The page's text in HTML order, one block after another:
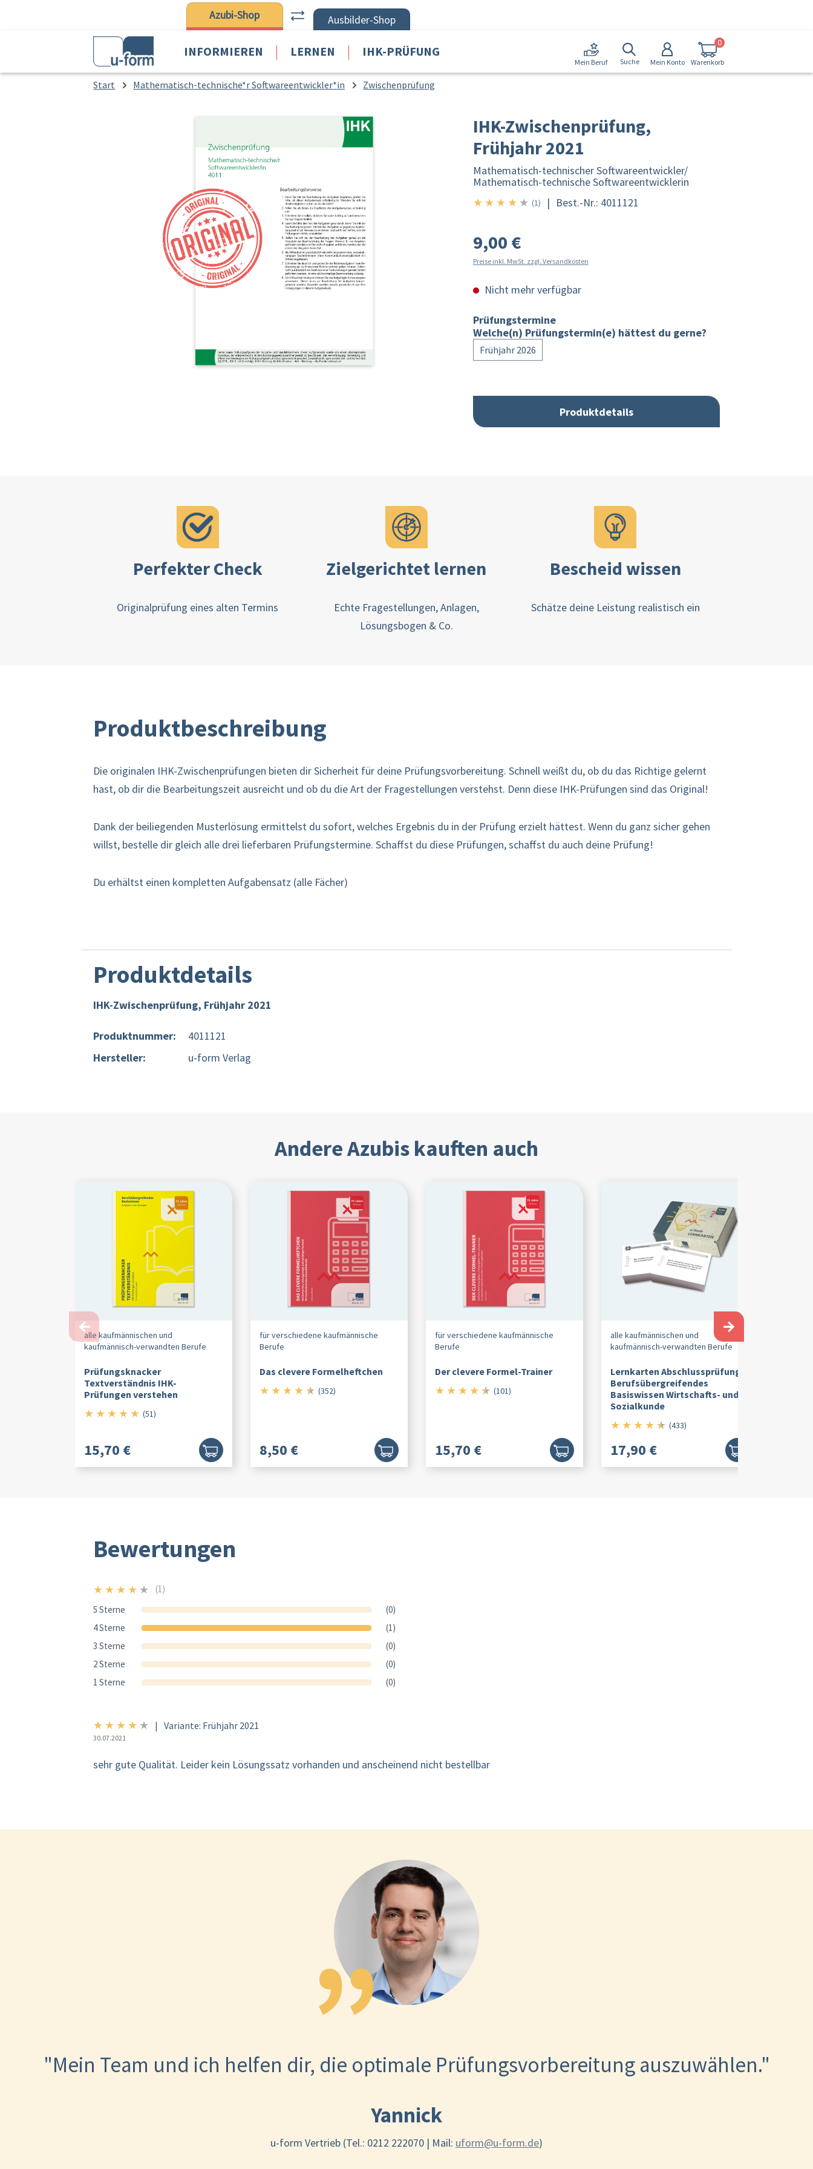
Azubi-Shop Ausbilder-Shop
INFORMIEREN | LERNEN | IHK-PRÜFUNG
Mein Beruf Suche Mein Konto Warenkorb
0
Start Mathematisch-technische*r Softwareentwickler*in Zwischenprüfung
IHK-Zwischenprüfung,
Frühjahr 2021
Mathematisch-technischer Softwareentwickler/
Mathematisch-technische Softwareentwicklerin
★ ★ ★ ★ ★4/5
(1) | Best.-Nr.: 4011121
9,00 €
Preise inkl. MwSt. zzgl. Versandkosten
Nicht mehr verfügbar
Prüfungstermine
Welche(n) Prüfungstermin(e) hättest du gerne?
Frühjahr 2026
Produktdetails
Perfekter Check Zielgerichtet lernen Bescheid wissen
Originalprüfung eines alten Termins
Echte Fragestellungen, Anlagen,
Lösungsbogen & Co.
Schätze deine Leistung realistisch ein
Produktbeschreibung
Die originalen IHK-Zwischenprüfungen bieten dir Sicherheit für deine Prüfungsvorbereitung. Schnell weißt du, ob du das Richtige gelernt
hast, ob dir die Bearbeitungszeit ausreicht und ob du die Art der Fragestellungen verstehst. Denn diese IHK-Prüfungen sind das Original!
Dank der beiliegenden Musterlösung ermittelst du sofort, welches Ergebnis du in der Prüfung erzielt hättest. Wenn du ganz sicher gehen
willst, bestelle dir gleich alle drei lieferbaren Prüfungstermine. Schaffst du diese Prüfungen, schaffst du auch deine Prüfung!
Du erhältst einen kompletten Aufgabensatz (alle Fächer)
Produktdetails
IHK-Zwischenprüfung, Frühjahr 2021
Produktnummer:
Hersteller:
4011121
u-form Verlag
Andere Azubis kauften auch
alle kaufmännischen und
kaufmännisch-verwandten Berufe
Prüfungsknacker
Textverständnis IHK-
Prüfungen verstehen
★ ★ ★ ★ ★ 5/5
(51)
15,70 €
für verschiedene kaufmännische
Berufe
Das clevere Formelheftchen
★ ★ ★ ★ ★ 4.5/5
(352)
8,50 €
für verschiedene kaufmännische
Berufe
Der clevere Formel-Trainer
★ ★ ★ ★ ★ 4.5/5
(101)
15,70 €
alle kaufmännischen und
kaufmännisch-verwandten Berufe
Lernkarten Abschlussprüfung -
Berufsübergreifendes
Basiswissen Wirtschafts- und
Sozialkunde
★ ★ ★ ★ ★ 4.5/5
(433)
17,90 €
← →
Bewertungen
★ ★ ★ ★ ★ 4/5
(1)
5 Sterne
(0)
4 Sterne
(1)
3 Sterne
(0)
2 Sterne
(0)
1 Sterne
(0)
★ ★ ★ ★ ★ 4/5| Variante: Frühjahr 2021
30.07.2021
sehr gute Qualität. Leider kein Lösungssatz vorhanden und anscheinend nicht bestellbar
"Mein Team und ich helfen dir, die optimale Prüfungsvorbereitung auszuwählen."
Yannick
u-form Vertrieb (Tel.: 0212 222070 | Mail: uform@u-form.de)